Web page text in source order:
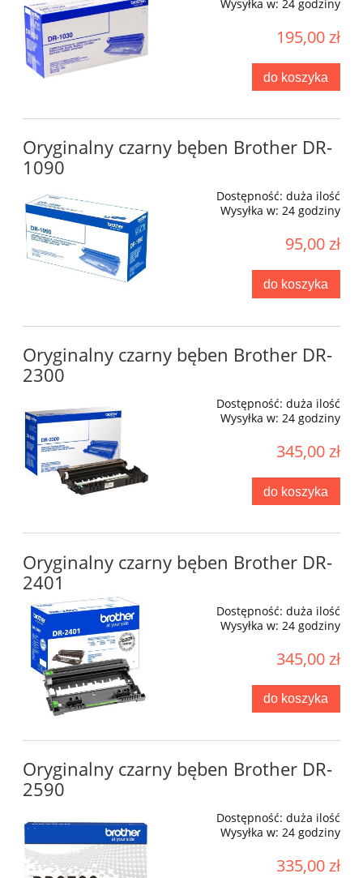
Wysyłka w: 24 godziny
195,00 zł
do koszyka
Oryginalny czarny bęben Brother DR-
1090
Dostępność: duża ilość
Wysyłka w: 24 godziny
95,00 zł
do koszyka
Oryginalny czarny bęben Brother DR-
2300
Dostępność: duża ilość
Wysyłka w: 24 godziny
345,00 zł
do koszyka
Oryginalny czarny bęben Brother DR-
2401
Dostępność: duża ilość
Wysyłka w: 24 godziny
345,00 zł
do koszyka
Oryginalny czarny bęben Brother DR-
2590
Dostępność: duża ilość
Wysyłka w: 24 godziny
335,00 zł